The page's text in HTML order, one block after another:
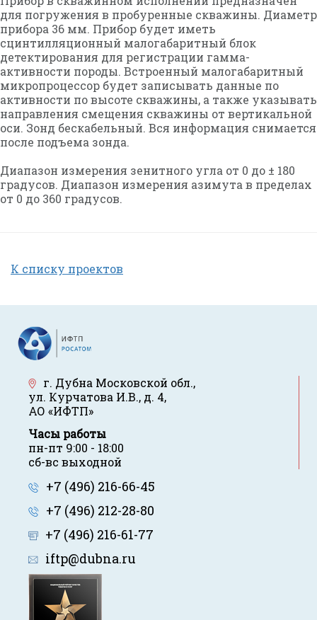
для погружения в пробуренные скважины. Диаметр
прибора 36 мм. Прибор будет иметь
сцинтилляционный малогабаритный блок
детектирования для регистрации гамма-
активности породы. Встроенный малогабаритный
микропроцессор будет записывать данные по
активности по высоте скважины, а также указывать
направления смещения скважины от вертикальной
оси. Зонд бескабельный. Вся информация снимается
после подъема зонда.
Диапазон измерения зенитного угла от 0 до ± 180
градусов. Диапазон измерения азимута в пределах
от 0 до 360 градусов.
К списку проектов
г. Дубна Московской обл.,
ул. Курчатова И.В., д. 4,
АО «ИФТП»
Часы работы
пн-пт 9:00 - 18:00
сб-вс выходной
+7 (496) 216-66-45
+7 (496) 212-28-80
+7 (496) 216-61-77
iftp@dubna.ru